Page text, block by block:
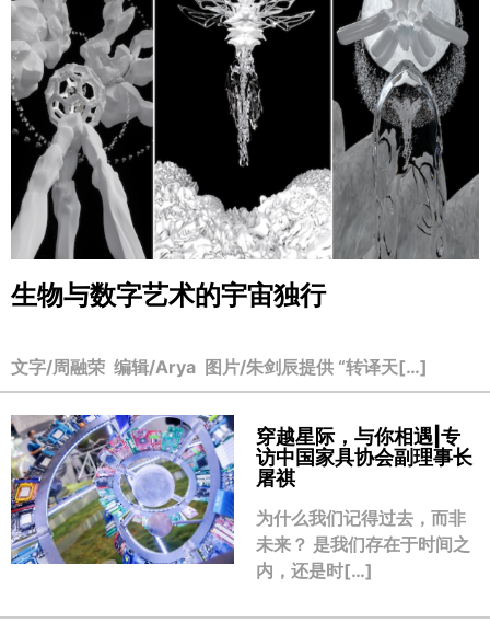
生物与数字艺术的宇宙独行
文字/周融荣 编辑/Arya 图片/朱剑辰提供 “转译天[…]
穿越星际，与你相遇|专
访中国家具协会副理事长
屠祺
为什么我们记得过去，而非
未来？ 是我们存在于时间之
内，还是时[…]